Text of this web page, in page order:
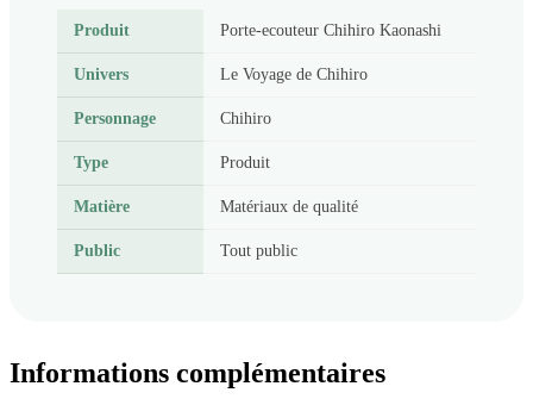
Produit Porte-ecouteur Chihiro Kaonashi
Univers Le Voyage de Chihiro
Personnage Chihiro
Type Produit
Matière Matériaux de qualité
Public Tout public
Informations complémentaires